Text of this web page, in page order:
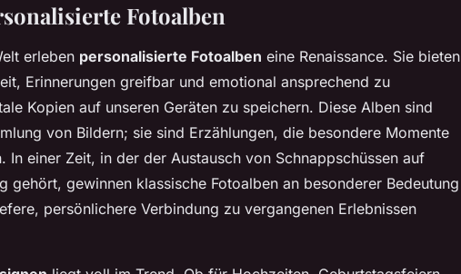
Fotoalben
erleben personalisierte Fotoalben eine Renaissance. Sie bieten
Erinnerungen greifbar und emotional ansprechend zu
Kopien auf unseren Geräten zu speichern. Diese Alben sind
von Bildern; sie sind Erzählungen, die besondere Momente
In einer Zeit, in der der Austausch von Schnappschüssen auf
gehört, gewinnen klassische Fotoalben an besonderer Bedeutung
persönlichere Verbindung zu vergangenen Erlebnissen